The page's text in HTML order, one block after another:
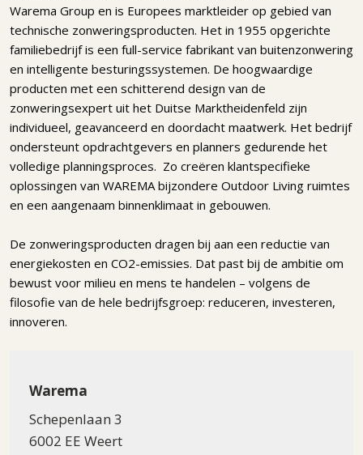
Warema Group en is Europees marktleider op gebied van
technische zonweringsproducten. Het in 1955 opgerichte
familiebedrijf is een full-service fabrikant van buitenzonwering
en intelligente besturingssystemen. De hoogwaardige
producten met een schitterend design van de
zonweringsexpert uit het Duitse Marktheidenfeld zijn
individueel, geavanceerd en doordacht maatwerk. Het bedrijf
ondersteunt opdrachtgevers en planners gedurende het
volledige planningsproces. Zo creëren klantspecifieke
oplossingen van WAREMA bijzondere Outdoor Living ruimtes
en een aangenaam binnenklimaat in gebouwen.
De zonweringsproducten dragen bij aan een reductie van
energiekosten en CO2-emissies. Dat past bij de ambitie om
bewust voor milieu en mens te handelen – volgens de
filosofie van de hele bedrijfsgroep: reduceren, investeren,
innoveren.
Warema
Schepenlaan 3
6002 EE Weert